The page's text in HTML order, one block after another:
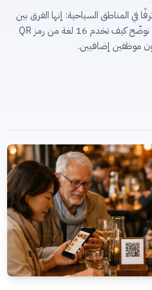
في المناطق السياحية: إنها الفرق بين
طاولة تكسبها وطاولة تخسرها. نوضّح كيف تخدم 16 لغة من رمز QR
موظفين إضافيين.